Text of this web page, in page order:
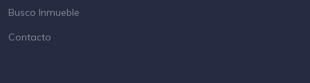
Busco Inmueble
Contacto